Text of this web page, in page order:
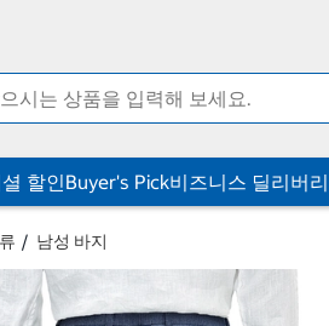
할인Buyer's Pick비즈니스 딜리버리
남성 바지